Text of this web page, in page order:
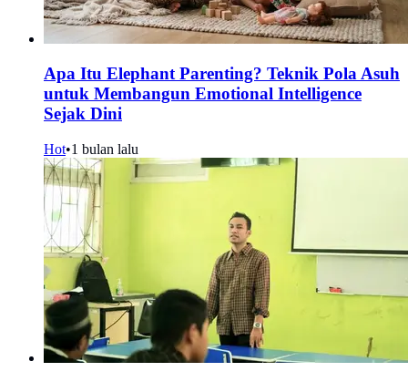
Apa Itu Elephant Parenting? Teknik Pola Asuh
untuk Membangun Emotional Intelligence
Sejak Dini
Hot•1 bulan lalu